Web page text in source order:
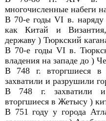
многочисленные набеги
В 70-е годы VI в. наряду
как Китай и
державу ) Тюркский
В 70-е годы VI в.
владения на западе до )
В 748 г. вторгшиеся в
захватили и разрушили
В 748 г. захватили
вторгшиеся в Жетысу )
В 751 году у города